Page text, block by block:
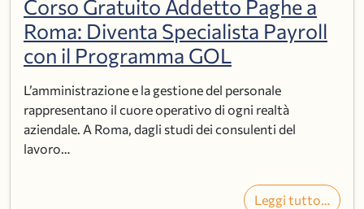
Corso Gratuito Addetto Paghe a
Roma: Diventa Specialista Payroll
con il Programma GOL
L’amministrazione e la gestione del personale
rappresentano il cuore operativo di ogni realtà
aziendale. A Roma, dagli studi dei consulenti del
lavoro…
Leggi tutto…